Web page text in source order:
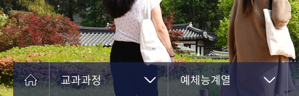
교과과정 예체능계열